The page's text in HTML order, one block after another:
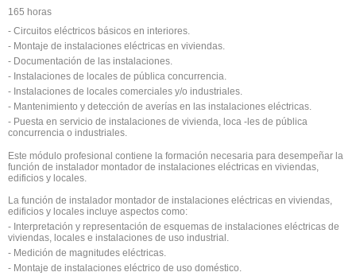
165 horas
- Circuitos eléctricos básicos en interiores.
- Montaje de instalaciones eléctricas en viviendas.
- Documentación de las instalaciones.
- Instalaciones de locales de pública concurrencia.
- Instalaciones de locales comerciales y/o industriales.
- Mantenimiento y detección de averías en las instalaciones eléctricas.
- Puesta en servicio de instalaciones de vivienda, loca -les de pública
concurrencia o industriales.
Este módulo profesional contiene la formación necesaria para desempeñar la
función de instalador montador de instalaciones eléctricas en viviendas,
edificios y locales.
La función de instalador montador de instalaciones eléctricas en viviendas,
edificios y locales incluye aspectos como:
- Interpretación y representación de esquemas de instalaciones eléctricas de
viviendas, locales e instalaciones de uso industrial.
- Medición de magnitudes eléctricas.
- Montaje de instalaciones eléctrico de uso doméstico.